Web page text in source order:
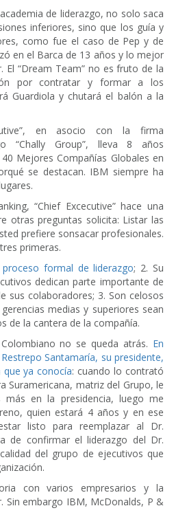
de liderazgo, no solo saca
inferiores, sino que los guía y
como fue el caso de Pep y de
en el Barca de 13 años y lo mejor
El “Dream Team” no es fruto de la
por contratar y formar a los
Guardiola y chutará el balón a la
en asocio con la firma
“Chally Group”, lleva 8 años
Mejores Compañías Globales en
se destacan. IBM siempre ha
“Chief Excecutive” hace una
otras preguntas solicita: Listar las
prefiere sonsacar profesionales.
primeras.
proceso formal de liderazgo; 2. Su
dedican parte importante de
sus colaboradores; 3. Son celosos
medias y superiores sean
de la cantera de la compañía.
no se queda atrás. En
Santamaría, su presidente,
ya conocía: cuando lo contrató
Suramericana, matriz del Grupo, le
más en la presidencia, luego me
quien estará 4 años y en ese
listo para reemplazar al Dr.
de confirmar el liderazgo del Dr.
del grupo de ejecutivos que
con varios empresarios y la
Sin embargo IBM, McDonalds, P &